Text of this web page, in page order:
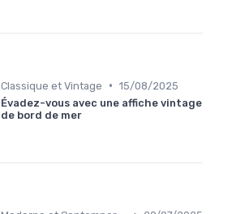
Classique et Vintage • 15/08/2025
Évadez-vous avec une affiche vintage
de bord de mer